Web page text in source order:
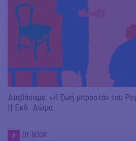
Διαβάσαμε: «Η ζωή μπροστά» του
|| Εκδ. Δώμα
# DE-BOOK